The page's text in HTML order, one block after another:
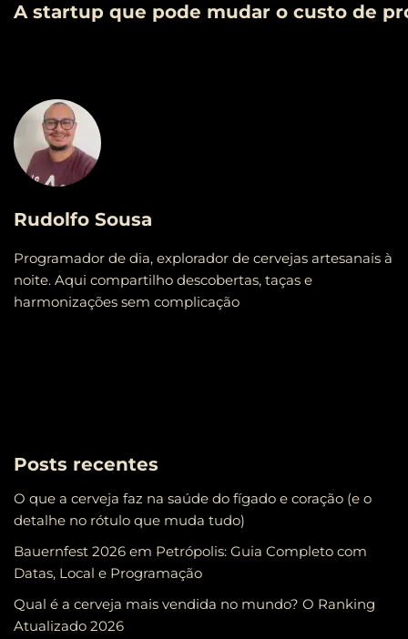
A startup que pode mudar o custo de
Rudolfo Sousa
Programador de dia, explorador de cervejas artesanais à
noite. Aqui compartilho descobertas, taças e
harmonizações sem complicação
Posts recentes
O que a cerveja faz na saúde do fígado e coração (e o
detalhe no rótulo que muda tudo)
Bauernfest 2026 em Petrópolis: Guia Completo com
Datas, Local e Programação
Qual é a cerveja mais vendida no mundo? O Ranking
Atualizado 2026